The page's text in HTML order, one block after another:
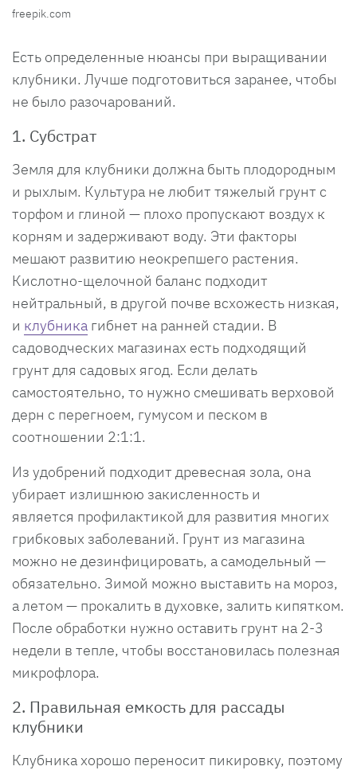
freepik.com
Есть определенные нюансы при выращивании
клубники. Лучше подготовиться заранее, чтобы
не было разочарований.
1. Субстрат
Земля для клубники должна быть плодородным
и рыхлым. Культура не любит тяжелый грунт с
торфом и глиной — плохо пропускают воздух к
корням и задерживают воду. Эти факторы
мешают развитию неокрепшего растения.
Кислотно-щелочной баланс подходит
нейтральный, в другой почве всхожесть низкая,
и клубника гибнет на ранней стадии. В
садоводческих магазинах есть подходящий
грунт для садовых ягод. Если делать
самостоятельно, то нужно смешивать верховой
дерн с перегноем, гумусом и песком в
соотношении 2:1:1.
Из удобрений подходит древесная зола, она
убирает излишнюю закисленность и
является профилактикой для развития многих
грибковых заболеваний. Грунт из магазина
можно не дезинфицировать, а самодельный —
обязательно. Зимой можно выставить на мороз,
а летом — прокалить в духовке, залить кипятком.
После обработки нужно оставить грунт на 2-3
недели в тепле, чтобы восстановилась полезная
микрофлора.
2. Правильная емкость для рассады
клубники
Клубника хорошо переносит пикировку, поэтому